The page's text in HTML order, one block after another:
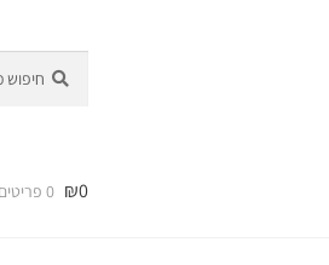
עבור:
₪0 0 פריטים